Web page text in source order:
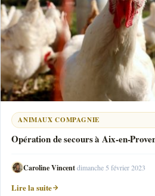
ANIMAUX COMPAGNIE
Opération de secours à Aix-en-
Caroline Vincent·dimanche 5 février 2023
Lire la suite